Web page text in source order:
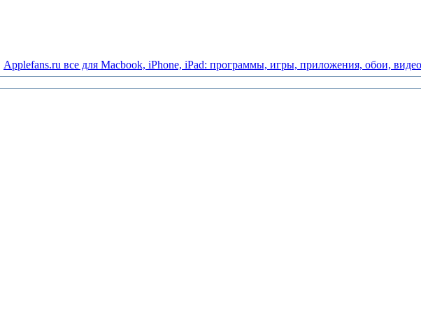
Applefans.ru все для Macbook, iPhone, iPad: программы, игры, приложения, обои, видео